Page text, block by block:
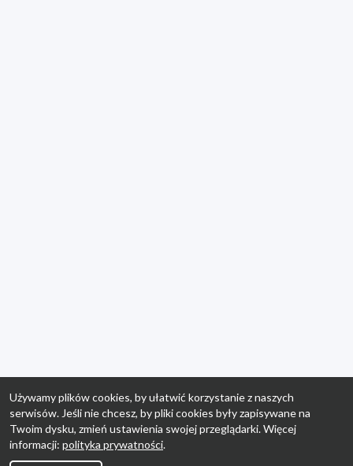
Używamy plików cookies, by ułatwić korzystanie z naszych
serwisów. Jeśli nie chcesz, by pliki cookies były zapisywane na
Twoim dysku, zmień ustawienia swojej przeglądarki. Więcej
informacji: polityka prywatności.